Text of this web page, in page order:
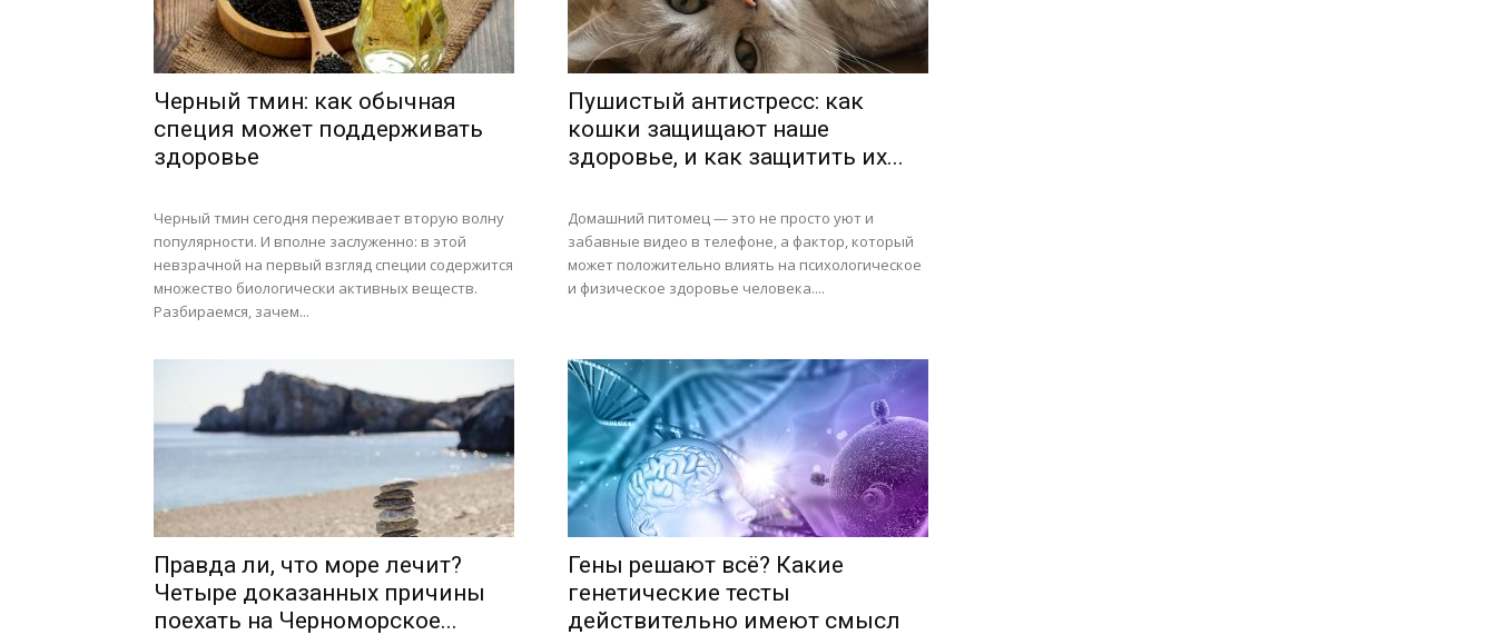
Черный тмин: как обычная
специя может поддерживать
здоровье
Черный тмин сегодня переживает вторую волну
популярности. И вполне заслуженно: в этой
невзрачной на первый взгляд специи содержится
множество биологически активных веществ.
Разбираемся, зачем...
Пушистый антистресс: как
кошки защищают наше
здоровье, и как защитить их...
Домашний питомец — это не просто уют и
забавные видео в телефоне, а фактор, который
может положительно влиять на психологическое
и физическое здоровье человека....
Правда ли, что море лечит?
Четыре доказанных причины
поехать на Черноморское...
Гены решают всё? Какие
генетические тесты
действительно имеют смысл